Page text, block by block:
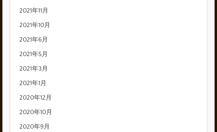
2021年11月
2021年10月
2021年6月
2021年5月
2021年3月
2021年1月
2020年12月
2020年10月
2020年9月